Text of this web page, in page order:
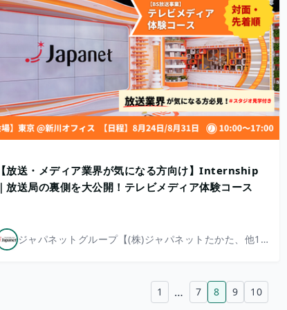
【放送・メディア業界が気になる方向け】Internship
｜放送局の裏側を大公開！テレビメディア体験コース
ジャパネットグループ【(株)ジャパネットたかた、他13社】
1 … 7 8 9 10